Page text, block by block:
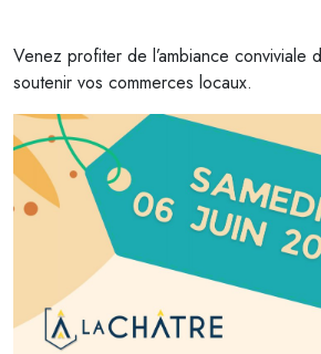
Venez profiter de l’ambiance conviviale
soutenir vos commerces locaux.